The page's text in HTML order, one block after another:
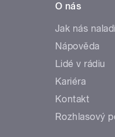
Lidé v rádiu
Kariéra
Kontakt
Rozhlasový